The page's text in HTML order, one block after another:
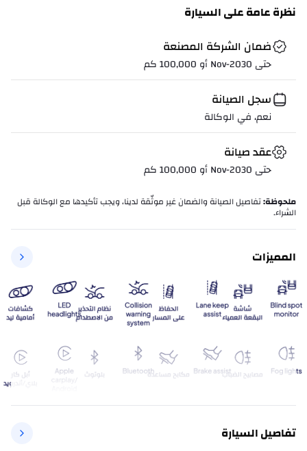
نظرة عامة على السيارة
ضمان الشركة المصنعة
حتى Nov-2030 أو 100,000 كم
سجل الصيانة
نعم، في الوكالة
عقد صيانة
حتى Nov-2030 أو 100,000 كم
ملحوظة:تفاصيل الصيانة والضمان غير موثّقة لدينا، ويجب تأكيدها مع الوكالة قبل
الشراء.
المميزات
تفاصيل السيارة